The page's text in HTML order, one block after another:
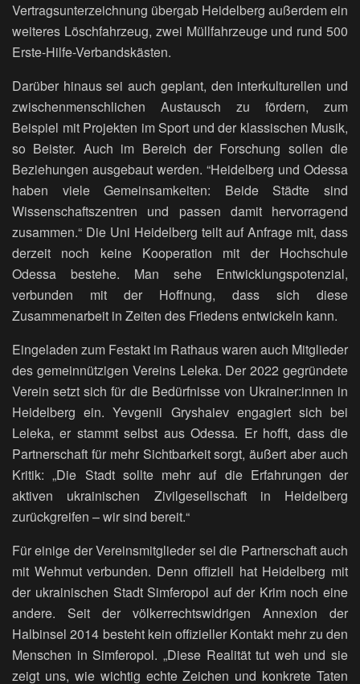
Vertragsunterzeichnung übergab Heidelberg außerdem ein
weiteres Löschfahrzeug, zwei Müllfahrzeuge und rund 500
Erste-Hilfe-Verbandskästen.
Darüber hinaus sei auch geplant, den interkulturellen und
zwischenmenschlichen Austausch zu fördern, zum
Beispiel mit Projekten im Sport und der klassischen Musik,
so Beister. Auch im Bereich der Forschung sollen die
Beziehungen ausgebaut werden. “Heidelberg und Odessa
haben viele Gemeinsamkeiten: Beide Städte sind
Wissenschaftszentren und passen damit hervorragend
zusammen.“ Die Uni Heidelberg teilt auf Anfrage mit, dass
derzeit noch keine Kooperation mit der Hochschule
Odessa bestehe. Man sehe Entwicklungspotenzial,
verbunden mit der Hoffnung, dass sich diese
Zusammenarbeit in Zeiten des Friedens entwickeln kann.
Eingeladen zum Festakt im Rathaus waren auch Mitglieder
des gemeinnützigen Vereins Leleka. Der 2022 gegründete
Verein setzt sich für die Bedürfnisse von Ukrainer:innen in
Heidelberg ein. Yevgenii Gryshaiev engagiert sich bei
Leleka, er stammt selbst aus Odessa. Er hofft, dass die
Partnerschaft für mehr Sichtbarkeit sorgt, äußert aber auch
Kritik: „Die Stadt sollte mehr auf die Erfahrungen der
aktiven ukrainischen Zivilgesellschaft in Heidelberg
zurückgreifen – wir sind bereit.“
Für einige der Vereinsmitglieder sei die Partnerschaft auch
mit Wehmut verbunden. Denn offiziell hat Heidelberg mit
der ukrainischen Stadt Simferopol auf der Krim noch eine
andere. Seit der völkerrechtswidrigen Annexion der
Halbinsel 2014 besteht kein offizieller Kontakt mehr zu den
Menschen in Simferopol. „Diese Realität tut weh und sie
zeigt uns, wie wichtig echte Zeichen und konkrete Taten